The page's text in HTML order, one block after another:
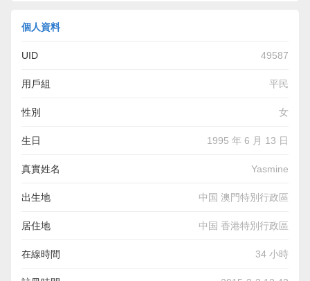
個人資料
UID 49587
用戶組 平民
性別 女
生日 1995 年 6 月 13 日
真實姓名 Yasmine
出生地 中国 澳門特別行政區
居住地 中国 香港特別行政區
在線時間 34 小時